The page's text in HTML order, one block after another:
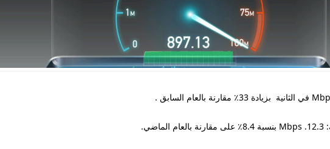
: 12.3. Mbps بنسبة 8.4٪ على مقارنة بالعام الماضي.